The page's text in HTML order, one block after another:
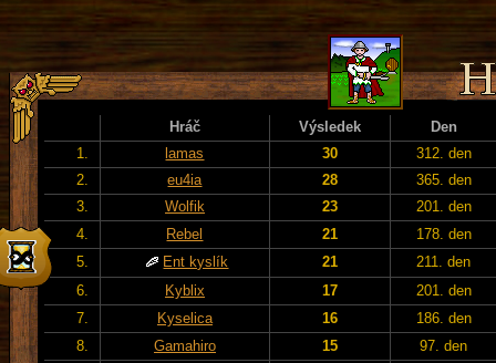
Hráč Výsledek
Den
1.
lamas 30
312. den
2.
eu4ia 28
365. den
3.
Wolfik 23
201. den
4.
Rebel 21
178. den
5.
Ent kyslík 21
211. den
6.
Kyblix 17
201. den
7.
Kyselica 16
186. den
8.
Gamahiro 15
97. den